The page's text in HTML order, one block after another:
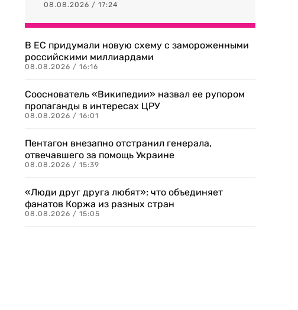
08.08.2026 / 17:24
В ЕС придумали новую схему с замороженными
российскими миллиардами
08.08.2026 / 16:16
Сооснователь «Википедии» назвал ее рупором
пропаганды в интересах ЦРУ
08.08.2026 / 16:01
Пентагон внезапно отстранил генерала,
отвечавшего за помощь Украине
08.08.2026 / 15:39
«Люди друг друга любят»: что объединяет
фанатов Коржа из разных стран
08.08.2026 / 15:05